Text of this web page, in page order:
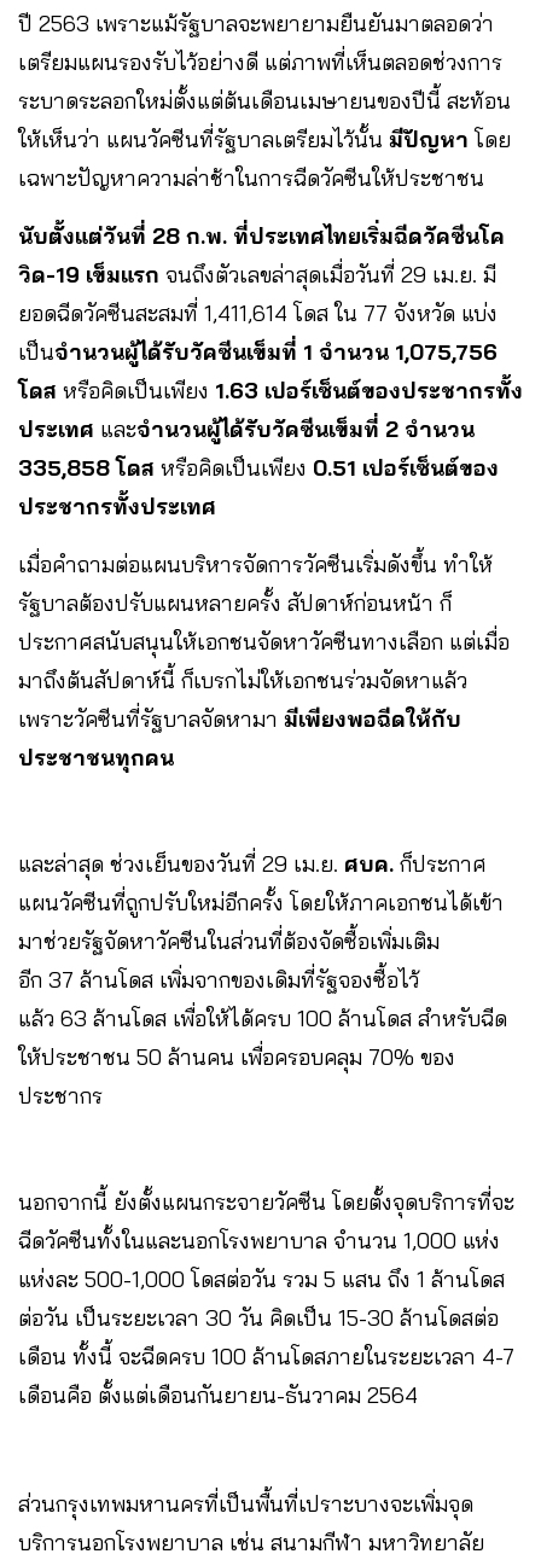
ปี 2563 เพราะแม้รัฐบาลจะพยายามยืนยันมาตลอดว่า
เตรียมแผนรองรับไว้อย่างดี แต่ภาพที่เห็นตลอดช่วงการ
ระบาดระลอกใหม่ตั้งแต่ต้นเดือนเมษายนของปีนี้ สะท้อน
ให้เห็นว่า แผนวัคซีนที่รัฐบาลเตรียมไว้นั้น มีปัญหาโดย
เฉพาะปัญหาความล่าช้าในการฉีดวัคซีนให้ประชาชน
นับตั้งแต่วันที่ 28 ก.พ. ที่ประเทศไทยเริ่มฉีดวัคซีนโค
วิด-19 เข็มแรก จนถึงตัวเลขล่าสุดเมื่อวันที่ 29 เม.ย. มี
ยอดฉีดวัคซีนสะสมที่ 1,411,614 โดส ใน 77 จังหวัด แบ่ง
เป็นจำนวนผู้ได้รับวัคซีนเข็มที่ 1 จำนวน 1,075,756
โดส หรือคิดเป็นเพียง 1.63 เปอร์เซ็นต์ของประชากรทั้ง
ประเทศ และจำนวนผู้ได้รับวัคซีนเข็มที่ 2 จำนวน
335,858 โดส หรือคิดเป็นเพียง 0.51 เปอร์เซ็นต์ของ
ประชากรทั้งประเทศ
เมื่อคำถามต่อแผนบริหารจัดการวัคซีนเริ่มดังขึ้น ทำให้
รัฐบาลต้องปรับแผนหลายครั้ง สัปดาห์ก่อนหน้า ก็
ประกาศสนับสนุนให้เอกชนจัดหาวัคซีนทางเลือก แต่เมื่อ
มาถึงต้นสัปดาห์นี้ ก็เบรกไม่ให้เอกชนร่วมจัดหาแล้ว
เพราะวัคซีนที่รัฐบาลจัดหามา มีเพียงพอฉีดให้กับ
ประชาชนทุกคน
และล่าสุด ช่วงเย็นของวันที่ 29 เม.ย. ศบค. ก็ประกาศ
แผนวัคซีนที่ถูกปรับใหม่อีกครั้ง โดยให้ภาคเอกชนได้เข้า
มาช่วยรัฐจัดหาวัคซีนในส่วนที่ต้องจัดซื้อเพิ่มเติม
อีก 37 ล้านโดส เพิ่มจากของเดิมที่รัฐจองซื้อไว้
แล้ว 63 ล้านโดส เพื่อให้ได้ครบ 100 ล้านโดส สำหรับฉีด
ให้ประชาชน 50 ล้านคน เพื่อครอบคลุม 70% ของ
ประชากร
นอกจากนี้ ยังตั้งแผนกระจายวัคซีน โดยตั้งจุดบริการที่จะ
ฉีดวัคซีนทั้งในและนอกโรงพยาบาล จำนวน 1,000 แห่ง
แห่งละ 500-1,000 โดสต่อวัน รวม 5 แสน ถึง 1 ล้านโดส
ต่อวัน เป็นระยะเวลา 30 วัน คิดเป็น 15-30 ล้านโดสต่อ
เดือน ทั้งนี้ จะฉีดครบ 100 ล้านโดสภายในระยะเวลา 4-7
เดือนคือ ตั้งแต่เดือนกันยายน-ธันวาคม 2564
ส่วนกรุงเทพมหานครที่เป็นพื้นที่เปราะบางจะเพิ่มจุด
บริการนอกโรงพยาบาล เช่น สนามกีฬา มหาวิทยาลัย